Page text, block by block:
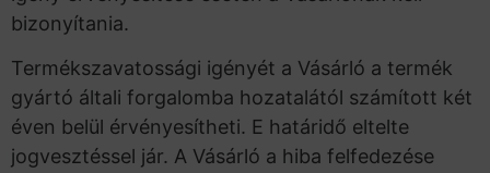
bizonyítania.
Termékszavatossági igényét a Vásárló a termék
gyártó általi forgalomba hozatalától számított két
éven belül érvényesítheti. E határidő eltelte
jogvesztéssel jár. A Vásárló a hiba felfedezése